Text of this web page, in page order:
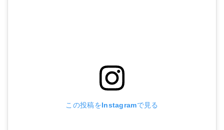
この投稿をInstagramで見る